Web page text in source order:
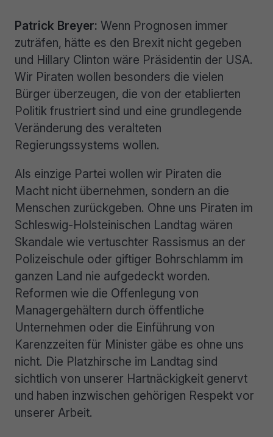
Patrick Breyer: Wenn Prognosen immer
zuträfen, hätte es den Brexit nicht gegeben
und Hillary Clinton wäre Präsidentin der USA.
Wir Piraten wollen besonders die vielen
Bürger überzeugen, die von der etablierten
Politik frustriert sind und eine grundlegende
Veränderung des veralteten
Regierungssystems wollen.
Als einzige Partei wollen wir Piraten die
Macht nicht übernehmen, sondern an die
Menschen zurückgeben. Ohne uns Piraten im
Schleswig-Holsteinischen Landtag wären
Skandale wie vertuschter Rassismus an der
Polizeischule oder giftiger Bohrschlamm im
ganzen Land nie aufgedeckt worden.
Reformen wie die Offenlegung von
Managergehältern durch öffentliche
Unternehmen oder die Einführung von
Karenzzeiten für Minister gäbe es ohne uns
nicht. Die Platzhirsche im Landtag sind
sichtlich von unserer Hartnäckigkeit genervt
und haben inzwischen gehörigen Respekt vor
unserer Arbeit.